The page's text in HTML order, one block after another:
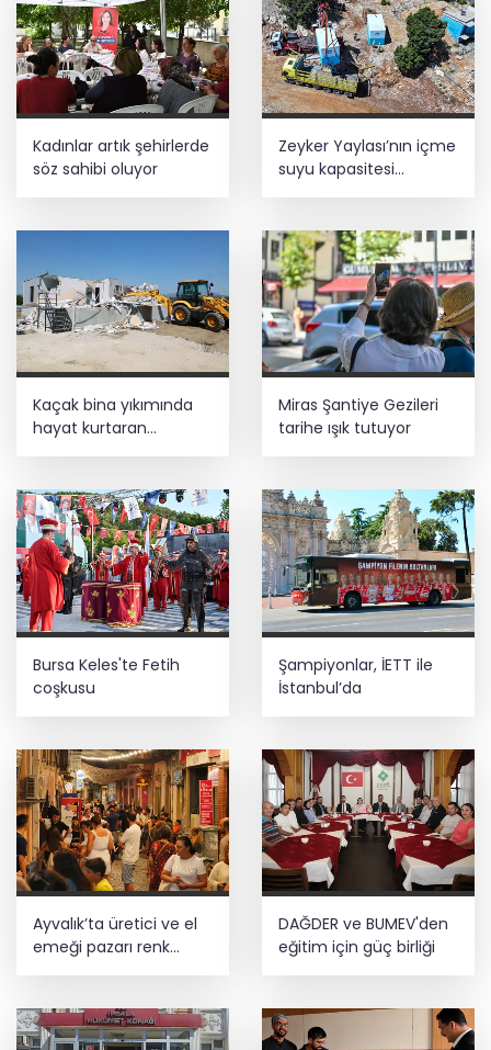
İş Bankası Grubu üst yönetiminde görev
değişimi
Bursa Tabip Odası: Hekimlik 5 dakikaya
sığmaz
Kadınlar artık şehirlerde
söz sahibi oluyor
Zeyker Yaylası’nın içme
suyu kapasitesi
Kaçak bina yıkımında
hayat kurtaran
müdahale
Miras Şantiye Gezileri
tarihe ışık tutuyor
Bursa Keles'te Fetih
coşkusu
Şampiyonlar, İETT ile
İstanbul’da
Ayvalık’ta üretici ve el
emeği pazarı renk
DAĞDER ve BUMEV'den
eğitim için güç birliği